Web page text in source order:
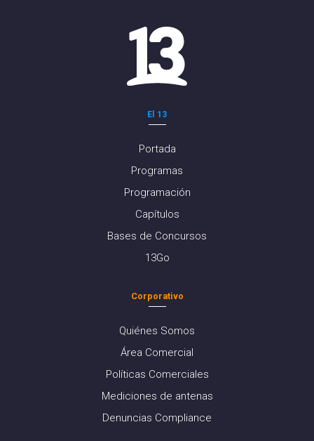
El 13
Portada
Programas
Programación
Capítulos
Bases de Concursos
13Go
Corporativo
Quiénes Somos
Área Comercial
Políticas Comerciales
Mediciones de antenas
Denuncias Compliance